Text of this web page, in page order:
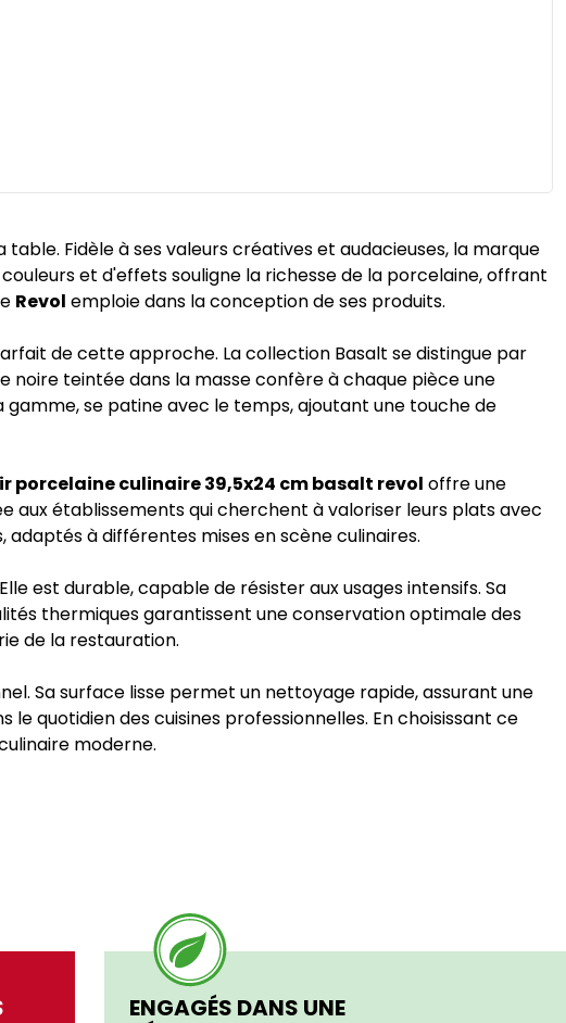
Fidèle à ses valeurs créatives et audacieuses, la marque
et d'effets souligne la richesse de la porcelaine, offrant
Revol emploie dans la conception de ses produits.
de cette approche. La collection Basalt se distingue par
noire teintée dans la masse confère à chaque pièce une
se patine avec le temps, ajoutant une touche de
culinaire 39,5x24 cm basalt revol offre une
aux établissements qui cherchent à valoriser leurs plats avec
à différentes mises en scène culinaires.
est durable, capable de résister aux usages intensifs. Sa
thermiques garantissent une conservation optimale des
de la restauration.
Sa surface lisse permet un nettoyage rapide, assurant une
quotidien des cuisines professionnelles. En choisissant ce
moderne.
ENGAGÉS DANS UNE